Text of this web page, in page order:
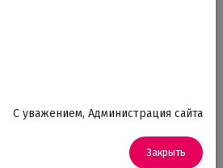
C уважением, Администрация сайта
Закрыть